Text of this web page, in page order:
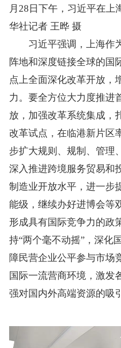
月28日下午，习近平在上
华社记者 王晔 摄
习近平强调，上海作
阵地和深度链接全球的国
点上全面深化改革开放，
力。要全方位大力度推进
放，加强改革系统集成，
改革试点，在临港新片区
步扩大规则、规制、管理
深入推进跨境服务贸易和
制造业开放水平，进一步
能级，继续办好进博会等
形成具有国际竞争力的政
持“两个毫不动摇”，深化
障民营企业公平参与市场
国际一流营商环境，激发
强对国内外高端资源的吸